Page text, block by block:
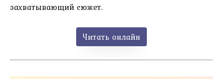
захватывающий сюжет.
Читать онлайн